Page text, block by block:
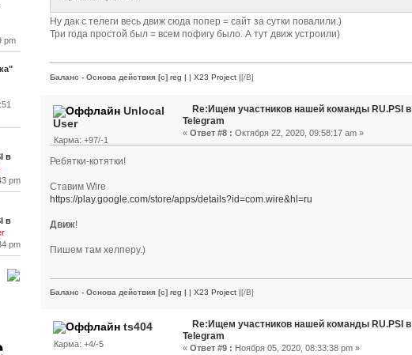
pm
в
pm
в
pm
Ну дак с телеги весь движ сюда попер = сайт за сутки повалили.)
Три года простой был = всем пофигу было. А тут движ устроили)
Баланс - Основа действия [c] reg | | X23 Project |[/B]
Unlocal
User
Карма: +97/-1
Re:Ищем участников нашей команды RU.PSI в
Telegram
« Ответ #8 : Октября 22, 2020, 09:58:17 am »
Ребятки-котятки!
Ставим Wire
https://play.google.com/store/apps/details?id=com.wire&hl=ru
Движ!
Пишем там хелперу.)
Баланс - Основа действия [c] reg | X23 Project | [/B]
ts404
Карма: +4/-5
Re:Ищем участников нашей команды RU.PSI в
Telegram
« Ответ #9 : Ноября 05, 2020, 08:33:38 pm »